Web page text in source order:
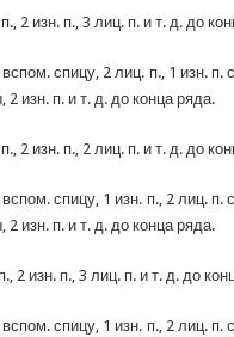
2 изн. п., 3 лиц. п. и т. д. до
спицу, 2 лиц. п., 1 изн.
2 изн. п. и т. д. до конца ряда.
2 изн. п., 2 лиц. п. и т. д. до
спицу, 1 изн. п., 2 лиц.
изн. п. и т. д. до конца ряда.
2 изн. п., 3 лиц. п. и т. д. до
спицу, 1 изн. п., 2 лиц.